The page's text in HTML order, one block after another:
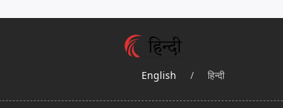
English / हिन्दी